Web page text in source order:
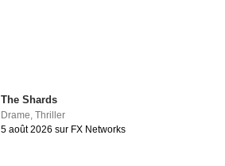
The Shards
Drame,Thriller
5 août 2026 sur FX Networks